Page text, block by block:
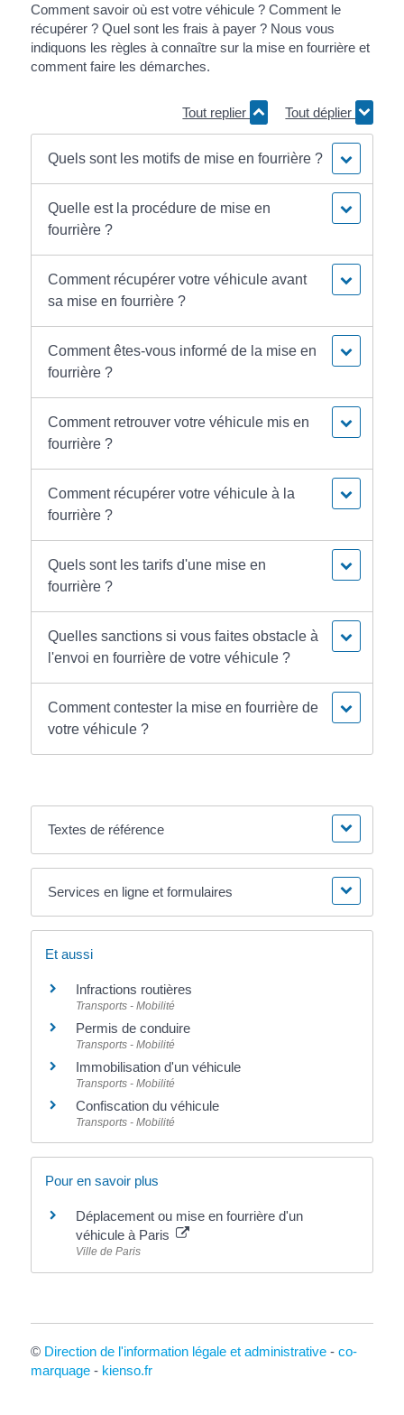
Comment savoir où est votre véhicule ? Comment le
récupérer ? Quel sont les frais à payer ? Nous vous
indiquons les règles à connaître sur la mise en fourrière et
comment faire les démarches.
Tout replier Tout déplier
Quels sont les motifs de mise en fourrière ?
Quelle est la procédure de mise en
fourrière ?
Comment récupérer votre véhicule avant
sa mise en fourrière ?
Comment êtes-vous informé de la mise en
fourrière ?
Comment retrouver votre véhicule mis en
fourrière ?
Comment récupérer votre véhicule à la
fourrière ?
Quels sont les tarifs d'une mise en
fourrière ?
Quelles sanctions si vous faites obstacle à
l'envoi en fourrière de votre véhicule ?
Comment contester la mise en fourrière de
votre véhicule ?
Textes de référence
Services en ligne et formulaires
Et aussi
Infractions routières
Transports - Mobilité
Permis de conduire
Transports - Mobilité
Immobilisation d'un véhicule
Transports - Mobilité
Confiscation du véhicule
Transports - Mobilité
Pour en savoir plus
Déplacement ou mise en fourrière d'un
véhicule à Paris
Ville de Paris
© Direction de l'information légale et administrative- co-
marquage- kienso.fr